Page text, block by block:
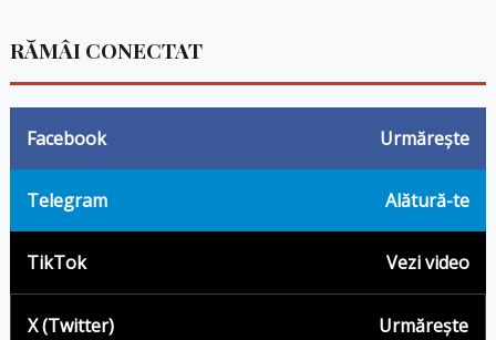
RĂMÂI CONECTAT
Facebook Urmărește
Telegram Alătură-te
TikTok Vezi video
X (Twitter) Urmărește